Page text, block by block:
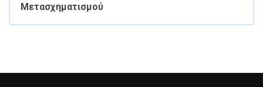
Μετασχηματισμού